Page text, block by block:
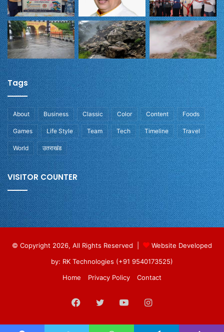
Tags
About Business Classic Color Content Foods
Games Life Style Team Tech Timeline Travel
World उतराखंड
VISITOR COUNTER
© Copyright 2026, All Rights Reserved |
Website Developed
by: RK Technologies (+91 9540173525)
Home
Privacy Policy Contact
Facebook
TwitterYouTubeInstagram